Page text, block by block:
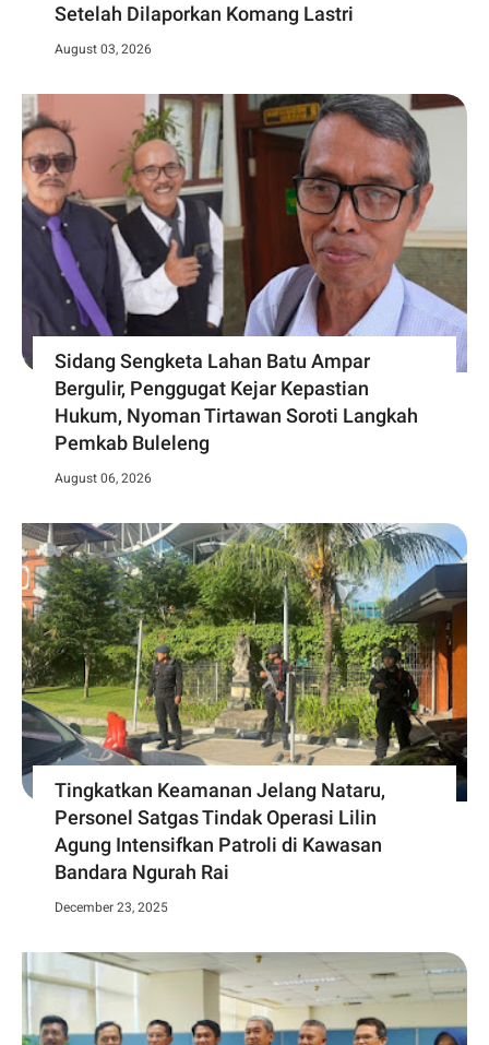
Setelah Dilaporkan Komang Lastri
August 03, 2026
Sidang Sengketa Lahan Batu Ampar
Bergulir, Penggugat Kejar Kepastian
Hukum, Nyoman Tirtawan Soroti Langkah
Pemkab Buleleng
August 06, 2026
Tingkatkan Keamanan Jelang Nataru,
Personel Satgas Tindak Operasi Lilin
Agung Intensifkan Patroli di Kawasan
Bandara Ngurah Rai
December 23, 2025